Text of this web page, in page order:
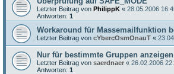
Letzter Beitrag von PhilippK « 28.05.2006
Antworten: 1
Workaround für Massemailfunktion
Letzter Beitrag von cYbercOsmOnauT «
Nur für bestimmte Gruppen anzeigen
Letzter Beitrag von saerdnaer « 26.02.2006
Antworten: 1